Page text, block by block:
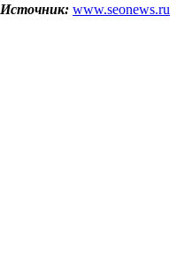
Источник: www.seonews.ru